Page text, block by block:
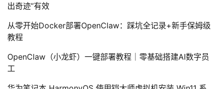
出奇迹”有效
从零开始Docker部署OpenClaw：踩坑全记录+新手保姆级
教程
OpenClaw（小龙虾）一键部署教程｜零基础搭建AI数字员
工